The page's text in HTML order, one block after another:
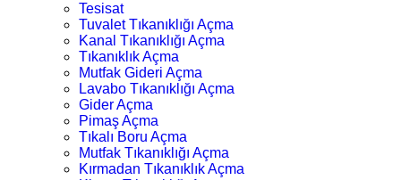
Tesisat
Tuvalet Tıkanıklığı Açma
Kanal Tıkanıklığı Açma
Tıkanıklık Açma
Mutfak Gideri Açma
Lavabo Tıkanıklığı Açma
Gider Açma
Pimaş Açma
Tıkalı Boru Açma
Mutfak Tıkanıklığı Açma
Kırmadan Tıkanıklık Açma